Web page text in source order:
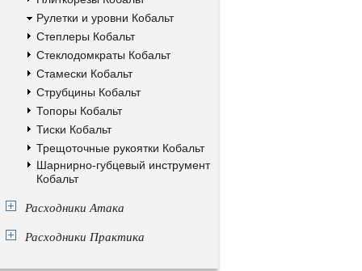
Рулетки и уровни Кобальт
Степлеры Кобальт
Стеклодомкраты Кобальт
Стамески Кобальт
Струбцины Кобальт
Топоры Кобальт
Тиски Кобальт
Трещоточные рукоятки Кобальт
Шарнирно-губцевый инструмент
Кобальт
Расходники Атака
Расходники Практика